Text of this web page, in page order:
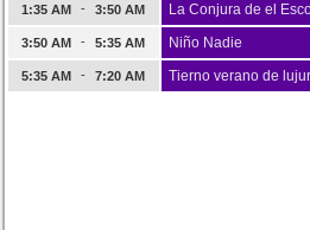
1:35 AM - 3:50 AM La Conjura de el
3:50 AM - 5:35 AM Niño Nadie
5:35 AM - 7:20 AM Tierno verano de